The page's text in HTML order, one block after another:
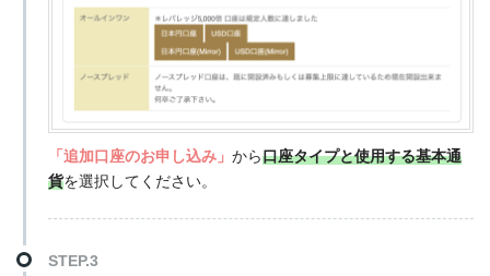
「追加口座のお申し込み」 から口座タイプと使用する基本通
貨を選択してください。
STEP.3